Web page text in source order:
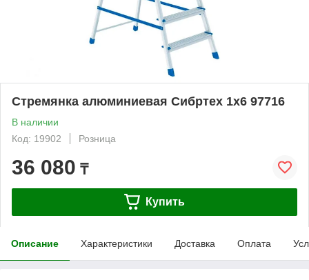
Стремянка алюминиевая Сибртех 1х6 97716
В наличии
Код: 19902
Розница
36 080 ₸
Купить
Описание Характеристики Доставка Оплата